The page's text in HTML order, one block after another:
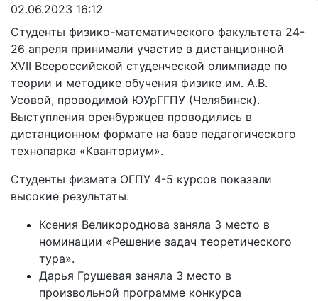
02.06.2023 16:12
Студенты физико-математического факультета 24-
26 апреля принимали участие в дистанционной
XVII Всероссийской студенческой олимпиаде по
теории и методике обучения физике им. А.В.
Усовой, проводимой ЮУрГГПУ (Челябинск).
Выступления оренбуржцев проводились в
дистанционном формате на базе педагогического
технопарка «Кванториум».
Студенты физмата ОГПУ 4-5 курсов показали
высокие результаты.
Ксения Великороднова заняла 3 место в
номинации «Решение задач теоретического
тура».
Дарья Грушевая заняла 3 место в
произвольной программе конкурса